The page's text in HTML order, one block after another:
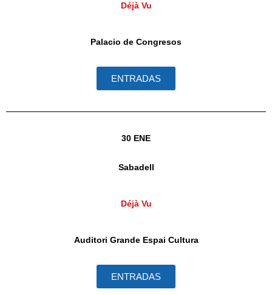
Déjà Vu
Palacio de Congresos
ENTRADAS
30 ENE
Sabadell
Déjà Vu
Auditori Grande Espai Cultura
ENTRADAS